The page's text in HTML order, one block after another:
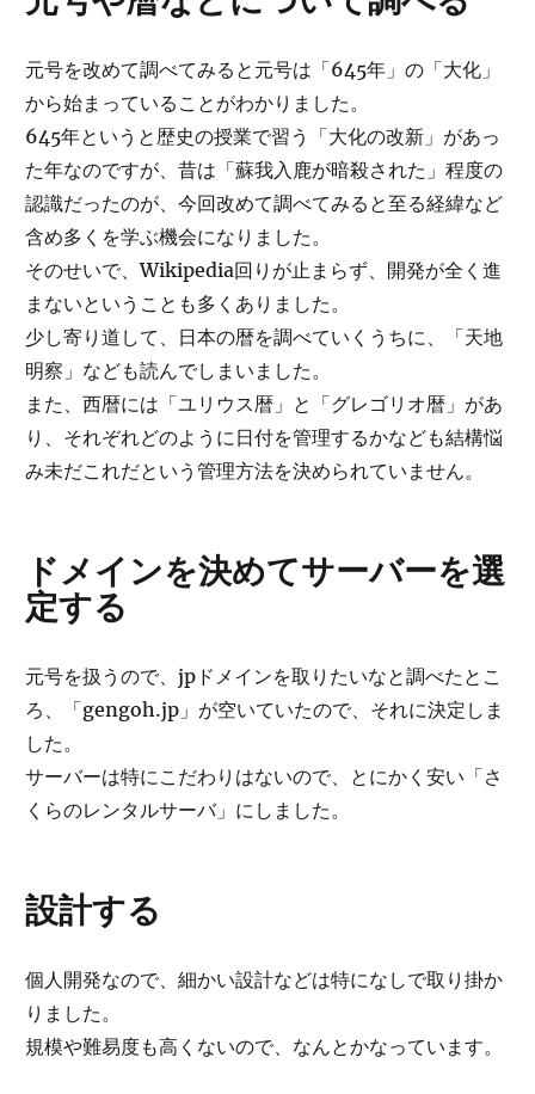
元号を改めて調べてみると元号は「645年」の「大化」
から始まっていることがわかりました。
645年というと歴史の授業で習う「大化の改新」があっ
た年なのですが、昔は「蘇我入鹿が暗殺された」程度の
認識だったのが、今回改めて調べてみると至る経緯など
含め多くを学ぶ機会になりました。
そのせいで、Wikipedia回りが止まらず、開発が全く進
まないということも多くありました。
少し寄り道して、日本の暦を調べていくうちに、「天地
明察」なども読んでしまいました。
また、西暦には「ユリウス暦」と「グレゴリオ暦」があ
り、それぞれどのように日付を管理するかなども結構悩
み未だこれだという管理方法を決められていません。
ドメインを決めてサーバーを選
定する
元号を扱うので、jpドメインを取りたいなと調べたとこ
ろ、「gengoh.jp」が空いていたので、それに決定しま
した。
サーバーは特にこだわりはないので、とにかく安い「さ
くらのレンタルサーバ」にしました。
設計する
個人開発なので、細かい設計などは特になしで取り掛か
りました。
規模や難易度も高くないので、なんとかなっています。